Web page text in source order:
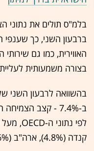
בלמ"ס תולים את נתוני
ברבעון השני, כך שענפי
האווירית, כמו גם
בצורה משמעותית
ב-7.4% - קצב
קנדה (4.8%), ארה"ב (1.6%) וגרמניה (1.5%).